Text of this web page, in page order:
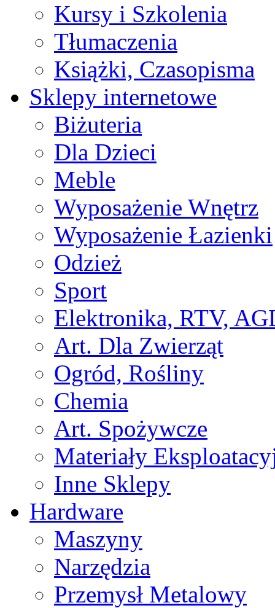
Kursy i Szkolenia
Tłumaczenia
Książki, Czasopisma
Sklepy internetowe
Biżuteria
Dla Dzieci
Meble
Wyposażenie Wnętrz
Wyposażenie Łazienki
Odzież
Sport
Elektronika, RTV,
Art. Dla Zwierząt
Ogród, Rośliny
Chemia
Art. Spożywcze
Materiały
Inne Sklepy
Hardware
Maszyny
Narzędzia
Przemysł Metalowy